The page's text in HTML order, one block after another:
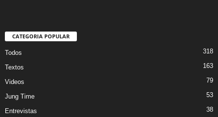
CATEGORIA POPULAR
Todos 318
Textos 163
Videos 79
Jung Time 53
Entrevistas 38